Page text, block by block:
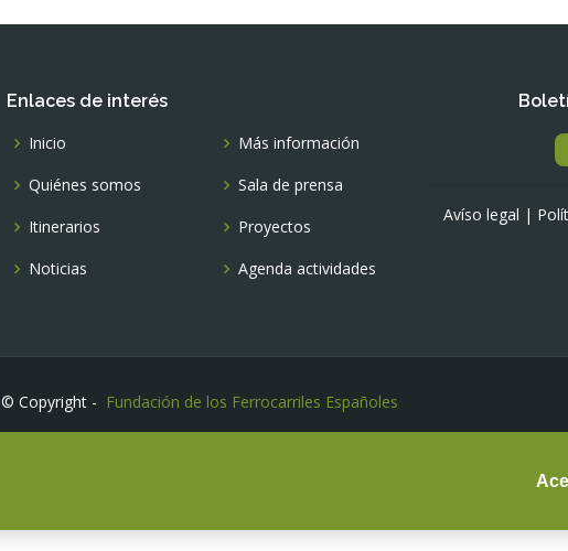
Enlaces de interés
Inicio
Quiénes somos
Itinerarios
Noticias
Más información
Sala de prensa
Proyectos
Agenda actividades
Avíso legal |
© Copyright - Fundación de los Ferrocarriles Españoles